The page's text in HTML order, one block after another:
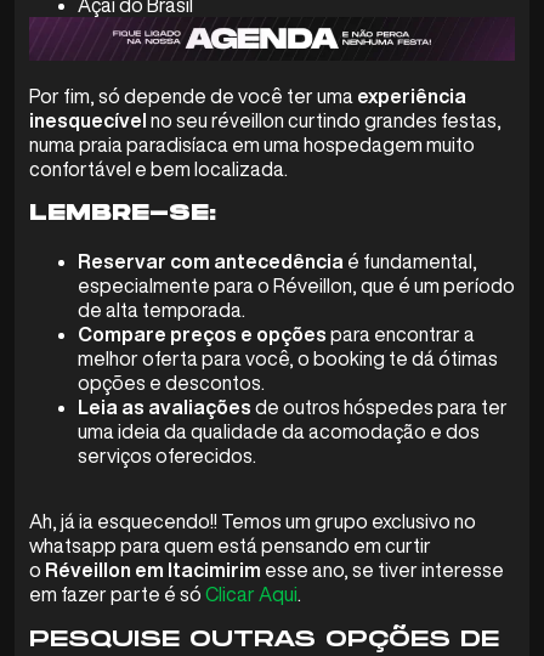
Açaí do Brasil
Por fim, só depende de você ter uma experiência
inesquecível no seu réveillon curtindo grandes festas,
numa praia paradisíaca em uma hospedagem muito
confortável e bem localizada.
LEMBRE-SE:
Reservar com antecedência é fundamental,
especialmente para o Réveillon, que é um período
de alta temporada.
Compare preços e opções para encontrar a
melhor oferta para você, o booking te dá ótimas
opções e descontos.
Leia as avaliações de outros hóspedes para ter
uma ideia da qualidade da acomodação e dos
serviços oferecidos.
Ah, já ia esquecendo!! Temos um grupo exclusivo no
whatsapp para quem está pensando em curtir
o Réveillon em Itacimirim esse ano, se tiver interesse
em fazer parte é só Clicar Aqui.
PESQUISE OUTRAS OPÇÕES DE